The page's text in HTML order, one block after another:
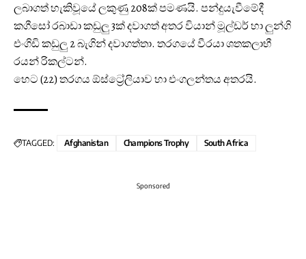
ලබාගත් හැකිවූයේ ලකුණු 208ක් පමණයි. පන්දුයැවීමේදී
කගීසෝ රබාඩා කඩුලු 3ක් දවාගත් අතර වියාන් මූල්ඩර් හා ලුන්ගි
එංගිඩි කඩුලු 2 බැගින් දවාගත්තා. තරගයේ වීරයා ශතකලාභී
රයන් රිකල්ටන්.
හෙට (22) තරගය ඕස්ට්‍රේලියාව හා එංගලන්තය අතරයි.
TAGGED: Afghanistan Champions Trophy South Africa
Sponsored